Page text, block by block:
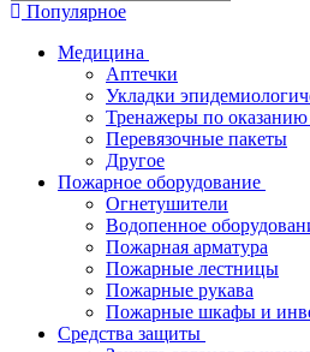
Популярное
Медицина
Аптечки
Укладки
Тренажеры по
Перевязочные пакеты
Другое
Пожарное оборудование
Огнетушители
Водопенное
Пожарная арматура
Пожарные лестницы
Пожарные рукава
Пожарные шкафы и
Средства защиты